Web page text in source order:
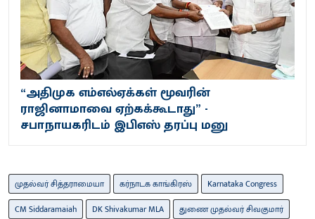
“அதிமுக எம்எல்ஏக்கள் மூவரின்
ராஜினாமாவை ஏற்கக்கூடாது” -
சபாநாயகரிடம் இபிஎஸ் தரப்பு மனு
முதல்வர் சித்தராமையா கர்நாடக காங்கிரஸ்
Karnataka Congress
CM Siddaramaiah
DK Shivakumar MLA துணை முதல்வர் சிவகுமார்